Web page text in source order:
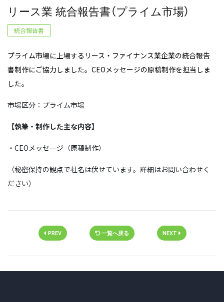
リース業 統合報告書（プライム市場）
統合報告書
プライム市場に上場するリース・ファイナンス業企業の統合報告
書制作にご協力しました。CEOメッセージの原稿制作を担当しま
した。
市場区分：プライム市場
【執筆・制作した主な内容】
・CEOメッセージ（原稿制作）
（秘密保持の観点で社名は伏せています。詳細はお問い合わせく
ださい）
PREV 一覧へ戻る NEXT